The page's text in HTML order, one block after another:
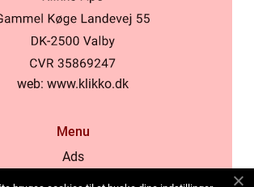
web: www.klikko.dk
Menu
Ads